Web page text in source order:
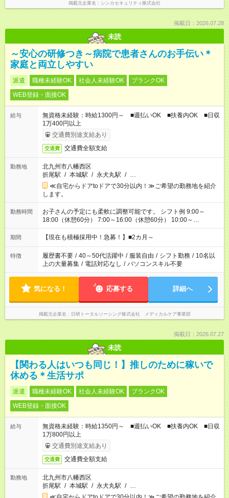
掲載元企業名 シンカセキュリティ株式会社
掲載日：2026.07.28
未読
～安心の研修つき～病院で患者さんのお手伝い＊
家庭と両立しやすい
派遣 職種未経験OK 社会人未経験OK
ブランクOK
WEB登録・面接OK
給与
無資格未経験：時給1300円～ ■週払いOK ■扶養内OK ■日収
1万400円以上
交通費別途支給あり
交通費 交通費全額支給
勤務地
北九州市八幡西区
折尾駅 / 本城駅 / 永犬丸駅 / …
≪自宅からドアtoドアで30分以内！≫ご希望の勤務地を紹介
します。
勤務時間
お子さんの予定にも柔軟に調整可能です。 シフト例 9:00～
18:00（休憩60分） 7:00～16:00（休憩60分） 10:00～
19:00（休憩60分） ※Wワーク希望の方へ 今ご覧のお仕事で希
望する勤務時間と、もう1つのお仕事の勤務時間の合計が 週40
期間 【現在も積極採用中！急募！】■2カ月～
特徴 履歴書不要 / 40～50代活躍中 / 服装自由 / シフト勤務 / 10名以
上の大量募集 / 電話対応なし / パソコンスキル不要
気になる！ 応募する 詳細へ
掲載元企業名 日研トータルソーシング株式会社 メディカルケア事業部
掲載日：2026.07.27
未読
【関わる人はいつも同じ！】推しのために稼いで
休める＊生活サポ
派遣 職種未経験OK 社会人未経験OK
ブランクOK
WEB登録・面接OK
給与
無資格未経験：時給1350円～ ■週払いOK ■扶養内OK ■日収
1万800円以上
交通費別途支給あり
交通費 交通費全額支給
勤務地
北九州市八幡西区
折尾駅 / 本城駅 / 永犬丸駅 / …